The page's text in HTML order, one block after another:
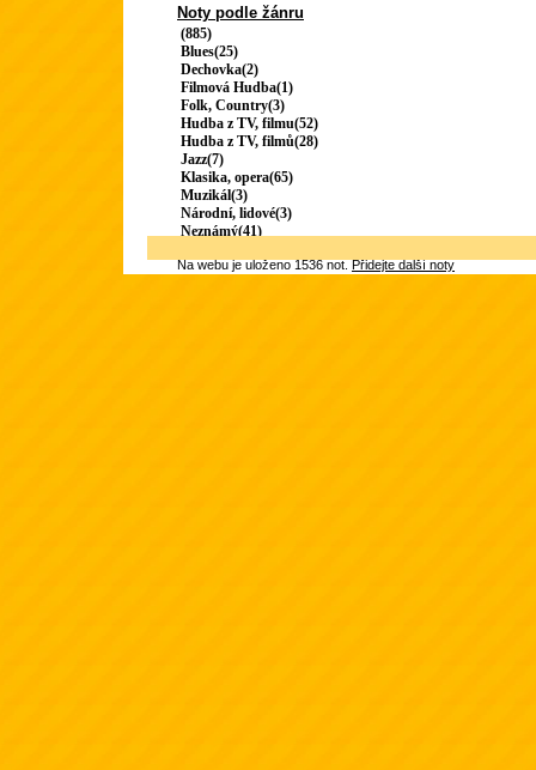
Noty podle žánru
(885)
Blues(25)
Dechovka(2)
Filmová Hudba(1)
Folk, Country(3)
Hudba z TV, filmu(52)
Hudba z TV, filmů(28)
Jazz(7)
Klasika, opera(65)
Muzikál(3)
Národní, lidové(3)
Neznámý(41)
Na webu je uloženo 1536 not.Přidejte další noty